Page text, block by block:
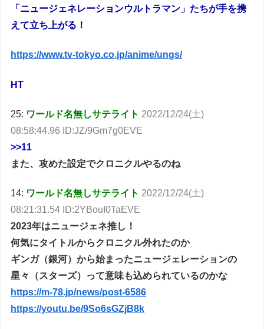
「ニュージェネレーションウルトラマン」たちが手を携
えて立ち上がる！
https://www.tv-tokyo.co.jp/anime/ungs/
HT
25: ワールド名無しサテライト 2022/12/24(土)
08:58:44.96 ID:JZ/9Gm7g0EVE
>>11
また、攻めた設定でクロニクルやるのね
14: ワールド名無しサテライト 2022/12/24(土)
08:21:31.54 ID:2YBouI0TaEVE
2023年はニュージェネ推し！
何気にタイトルからクロニクル外れたのか
ギンガ（銀河）から始まったニュージェレーションの
星々（スターズ）って意味も込められているのかな
https://m-78.jp/news/post-6586
https://youtu.be/9So6sGZjB8k